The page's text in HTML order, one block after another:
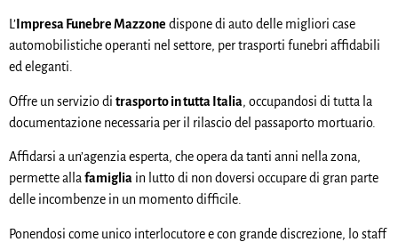
L’Impresa Funebre Mazzone dispone di auto delle migliori case
automobilistiche operanti nel settore, per trasporti funebri affidabili
ed eleganti.
Offre un servizio di trasporto in tutta Italia, occupandosi di tutta la
documentazione necessaria per il rilascio del passaporto mortuario.
Affidarsi a un’agenzia esperta, che opera da tanti anni nella zona,
permette alla famiglia in lutto di non doversi occupare di gran parte
delle incombenze in un momento difficile.
Ponendosi come unico interlocutore e con grande discrezione, lo staff